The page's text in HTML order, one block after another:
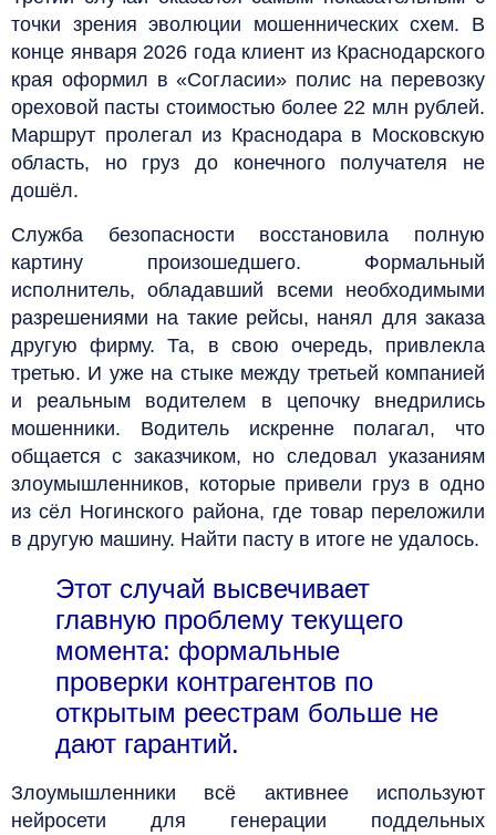
точки зрения эволюции мошеннических схем. В
конце января 2026 года клиент из Краснодарского
края оформил в «Согласии» полис на перевозку
ореховой пасты стоимостью более 22 млн рублей.
Маршрут пролегал из Краснодара в Московскую
область, но груз до конечного получателя не
дошёл.
Служба безопасности восстановила полную
картину произошедшего. Формальный
исполнитель, обладавший всеми необходимыми
разрешениями на такие рейсы, нанял для заказа
другую фирму. Та, в свою очередь, привлекла
третью. И уже на стыке между третьей компанией
и реальным водителем в цепочку внедрились
мошенники. Водитель искренне полагал, что
общается с заказчиком, но следовал указаниям
злоумышленников, которые привели груз в одно
из сёл Ногинского района, где товар переложили
в другую машину. Найти пасту в итоге не удалось.
Этот случай высвечивает
главную проблему текущего
момента: формальные
проверки контрагентов по
открытым реестрам больше не
дают гарантий.
Злоумышленники всё активнее используют
нейросети для генерации поддельных